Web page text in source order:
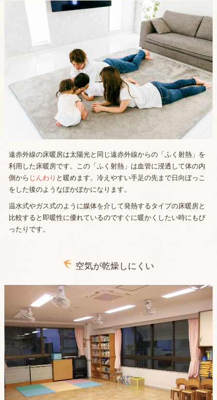
遠赤外線の床暖房は太陽光と同じ遠赤外線からの「ふく射熱」を
利用した床暖房です。この「ふく射熱」は血管に浸透して体の内
側から じんわり と暖めます。冷えやすい手足の先まで日向ぼっこ
をした後のようなぽかぽかになります。
温水式やガス式のように媒体を介して発熱するタイプの床暖房と
比較すると即暖性に優れているのですぐに暖かくしたい時にもぴ
ったりです。
空気が乾燥しにくい